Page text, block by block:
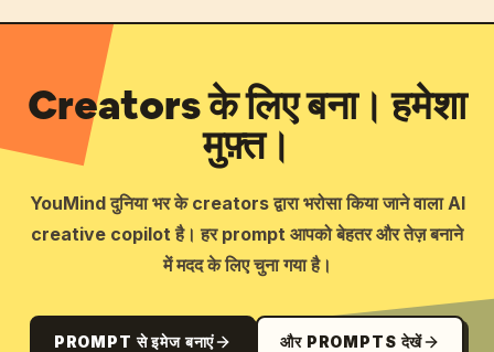
Creators के लिए बना। हमेशा
मुफ़्त।
YouMind दुनिया भर के creators द्वारा भरोसा किया जाने वाला AI
creative copilot है। हर prompt आपको बेहतर और तेज़ बनाने
में मदद के लिए चुना गया है।
PROMPT से इमेज बनाएं और PROMPTS देखें